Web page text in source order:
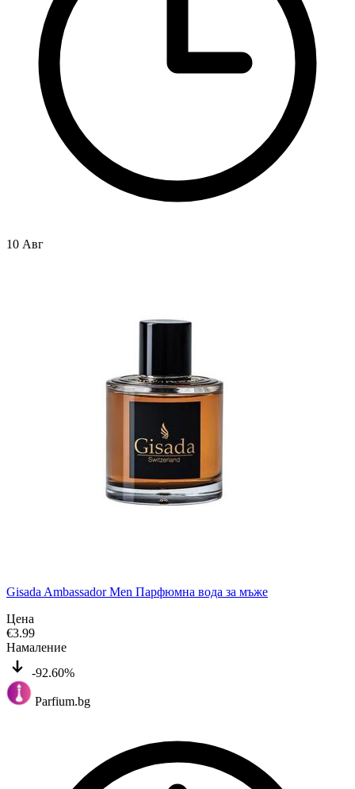
10 Авг
Gisada Ambassador Men Парфюмна вода за мъже
Цена
€3.99
Намаление
-92.60%
Parfium.bg